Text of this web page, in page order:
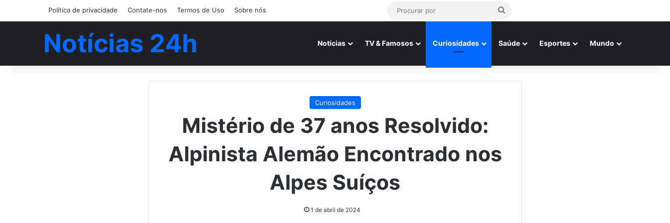
Política de privacidade Contate-nos Termos de Uso Sobre nós
Procurar
Notícias 24h Notícias TV & Famosos Curiosidades Saúde Esportes Mundo
Curiosidades
Mistério de 37 anos Resolvido:
Alpinista Alemão Encontrado nos
Alpes Suíços
1 de abril de 2024